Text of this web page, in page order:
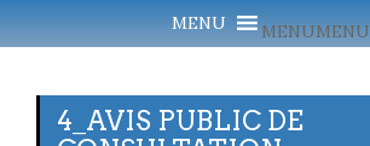
MENUMENU
4_AVIS PUBLIC DE